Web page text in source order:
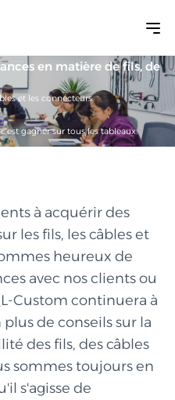
en matière de fils, de
et les connecteurs
gagner sur tous les tableaux.
à acquérir des
les fils, les câbles et
heureux de
avec nos clients ou
Custom continuera à
de conseils sur la
des fils, des câbles
sommes toujours en
s'agisse de